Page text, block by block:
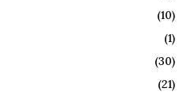
(10)
(1)
(30)
(21)